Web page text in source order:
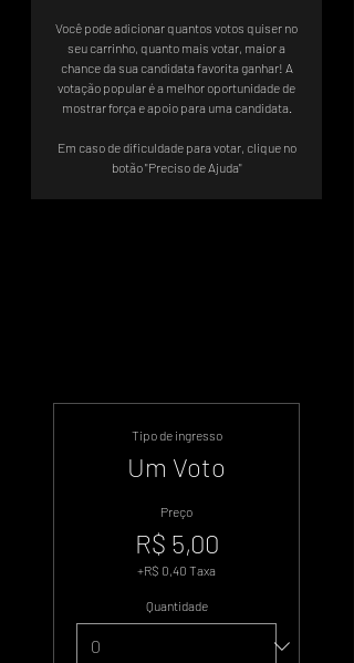
Você pode adicionar quantos votos quiser no
seu carrinho, quanto mais votar, maior a
chance da sua candidata favorita ganhar! A
votação popular é a melhor oportunidade de
mostrar força e apoio para uma candidata.
Em caso de dificuldade para votar, clique no
botão "Preciso de Ajuda"
Tipo de ingresso
Um Voto
Preço
R$ 5,00
+R$ 0,40 Taxa
Quantidade